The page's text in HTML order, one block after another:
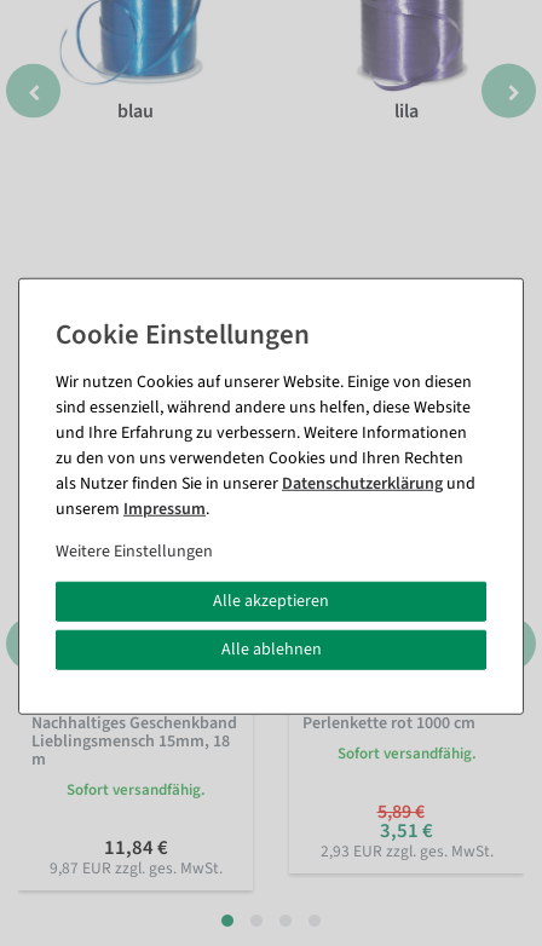
blau lila
Passende Artikel zu diesem Produkt
(8)
Nachhaltiges Geschenkband
Lieblingsmensch 15mm, 18
m
Sofort versandfähig.
11,84 €
9,87 EUR zzgl. ges. MwSt.
Perlenkette rot 1000 cm
Sofort versandfähig.
5,89 €
3,51 €
2,93 EUR zzgl. ges. MwSt.
Wir nutzen Cookies auf unserer Website. Einige von diesen
sind essenziell, während andere uns helfen, diese Website
und Ihre Erfahrung zu verbessern. Weitere Informationen
zu den von uns verwendeten Cookies und Ihren Rechten
als Nutzer finden Sie in unsererDaten­schutz­erklärung und
unserem Impressum.
Weitere Einstellungen
Alle akzeptieren
Alle ablehnen